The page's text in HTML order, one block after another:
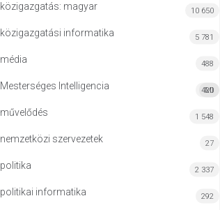
közigazgatás: magyar 10 650
közigazgatási informatika 5 781
média 488
Mesterséges Intelligencia MI
420
művelődés 1 548
nemzetközi szervezetek 27
politika 2 337
politikai informatika 292